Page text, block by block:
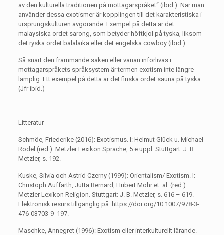
av den kulturella traditionen på mottagarspråket“ (ibid.). När man
använder dessa exotismer är kopplingen till det karakteristiska i
ursprungskulturen avgörande. Exempel på detta är det
malaysiska ordet sarong, som betyder höftkjol på tyska, liksom
det ryska ordet balalaika eller det engelska cowboy (ibid.).
Så snart den främmande saken eller vanan införlivas i
mottagarspråkets språksystem är termen exotism inte längre
lämplig. Ett exempel på detta är det finska ordet sauna på tyska.
(Jfr ibid.)
Litteratur
Schmöe, Friederike (2016): Exotismus. I: Helmut Glück u. Michael
Rödel (red.): Metzler Lexikon Sprache, 5:e uppl. Stuttgart: J. B.
Metzler, s. 192.
Kuske, Silvia och Astrid Czerny (1999): Orientalism/ Exotism. I:
Christoph Auffarth, Jutta Bernard, Hubert Mohr et. al. (red.):
Metzler Lexikon Religion. Stuttgart: J. B. Metzler, s. 616 – 619.
Elektronisk resurs tillgänglig på: https://doi.org/10.1007/978-3-
476-03703-9_197.
Maschke, Annegret (1996): Exotism eller interkulturellt lärande.